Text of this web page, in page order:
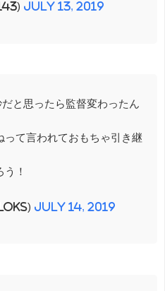
July 13, 2019
と思ったら監督変わったん
って言われておもちゃ引き継
！
July 14, 2019